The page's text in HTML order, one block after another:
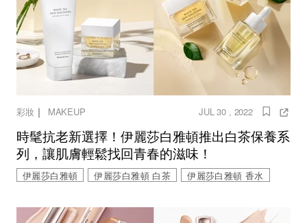
彩妝｜ MAKEUP JUL 30 , 2022
時髦抗老新選擇！伊麗莎白雅頓推出白茶保養系
列，讓肌膚輕鬆找回青春的滋味！
伊麗莎白雅頓 伊麗莎白雅頓 白茶 伊麗莎白雅頓 香水